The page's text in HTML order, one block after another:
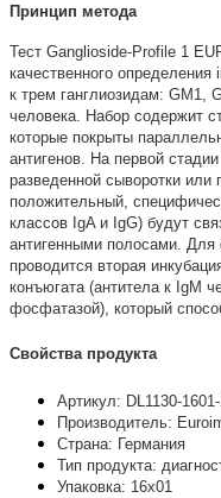
Принцип метода
Тест Ganglioside-Profile 1
качественного
к трем ганглиозидам: GM1,
человека. Набор содержит
которые покрыты
антигенов. На первой
разведенной сыворотки
положительный,
классов IgA и IgG) будут
антигенными полосами. Для
проводится вторая
конъюгата (антитела к IgM
фосфатазой), который
Свойства продукта
Артикул: DL1130-
Производитель:
Страна: Германия
Тип продукта:
Упаковка: 16х01